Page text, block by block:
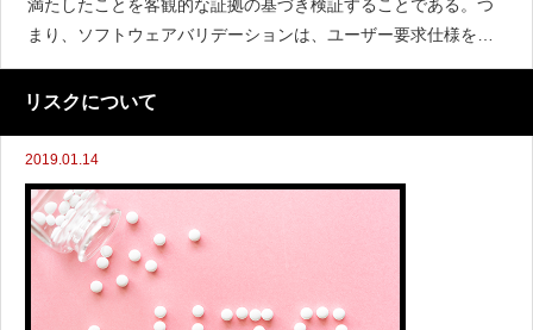
満たしたことを客観的な証拠の基づき検証することである。つ
まり、ソフトウェアバリデーションは、ユーザー要求仕様を満
たせばゴールとなるのである。GAMPでは、ソフトウェアのカ
テゴリを以下のように分類している。パッケージの標準機能が
リスクについて
2019.01.14